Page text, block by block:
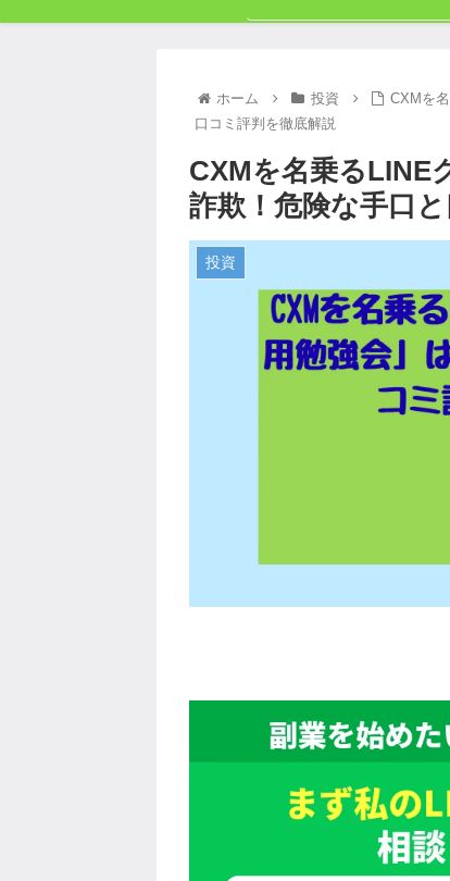
ホーム 投資
CXMを
口コミ評判を徹底解説
CXMを名乗るLINE
詐欺！危険な手口
投資